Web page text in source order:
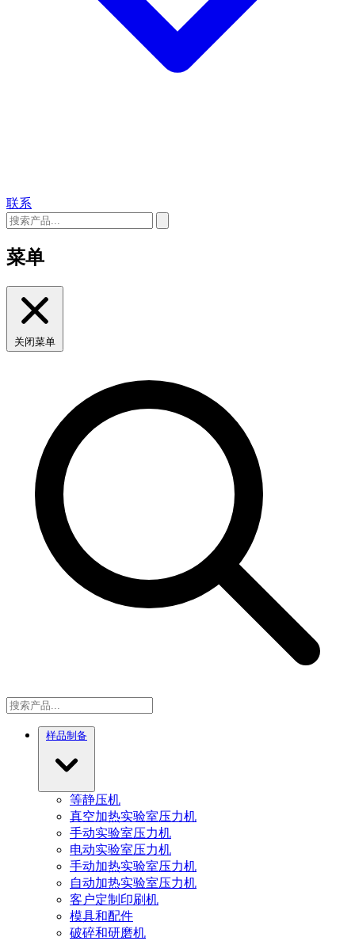
联系
菜单
关闭菜单
样品制备
等静压机
真空加热实验室压力机
手动实验室压力机
电动实验室压力机
手动加热实验室压力机
自动加热实验室压力机
客户定制印刷机
模具和配件
破碎和研磨机